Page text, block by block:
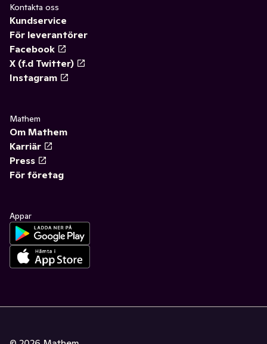
Kontakta oss
Kundservice
För leverantörer
Facebook
X (f.d Twitter)
Instagram
Mathem
Om Mathem
Karriär
Press
För företag
Appar